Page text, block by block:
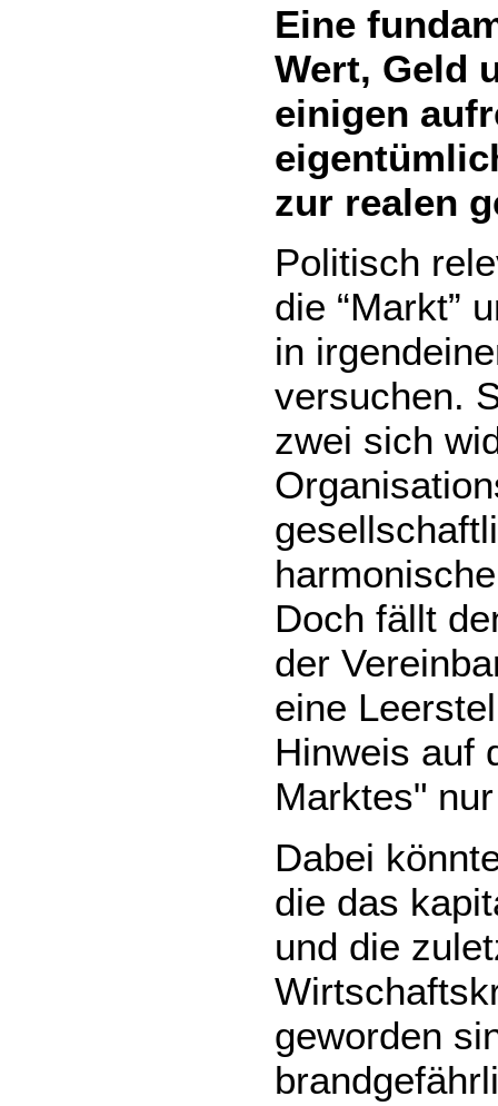
Eine
Wert, Geld
einigen
zur realen
Politisch
die “Markt”
in
versuchen.
zwei sich
Doch fällt
der
eine
Hinweis auf
Marktes"
Dabei
die das
und die
geworden